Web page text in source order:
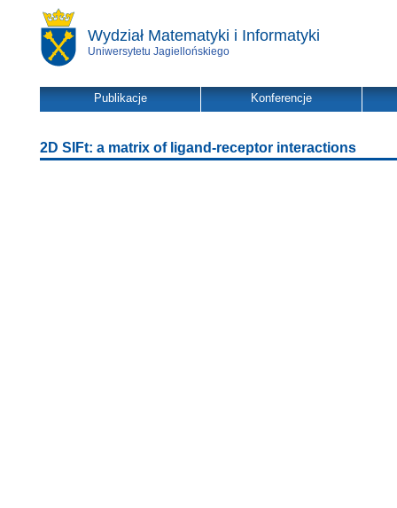
Wydział Matematyki i Informatyki
Uniwersytetu Jagiellońskiego
Publikacje Konferencje
2D SIFt: a matrix of ligand-receptor interactions